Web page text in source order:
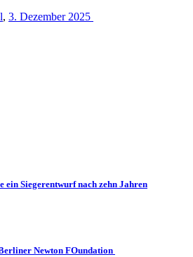
, 3. Dezember 2025
Siegerentwurf nach zehn Jahren
Newton FOundation